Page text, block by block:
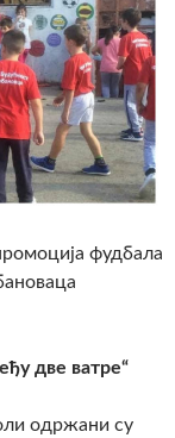
фудбала
две ватре“
одржани су